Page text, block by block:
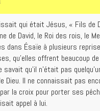
qui était Jésus, « Fils de
de David, le Roi des rois, le
dans Ésaïe à plusieurs
qu’elles offrent beaucoup
qu’il n’était pas
Dieu. Il ne connaissait pas
la croix pour porter ses
appel à lui.